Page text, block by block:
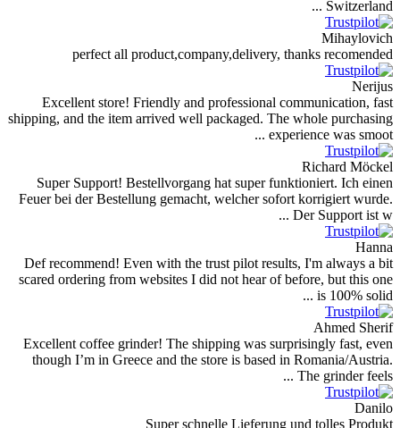
perfect all product,company,delivery, thanks
Excellent store! Friendly and professional
shipping, and the item arrived well packaged. The whole
experience
Super Support! Bestellvorgang hat super
Feuer bei der Bestellung gemacht, welcher sofort
Der
Def recommend! Even with the trust pilot results, I'm
scared ordering from websites I did not hear of before,
is
Excellent coffee grinder! The shipping was
though I’m in Greece and the store is based in
The
Super schnelle Lieferung und